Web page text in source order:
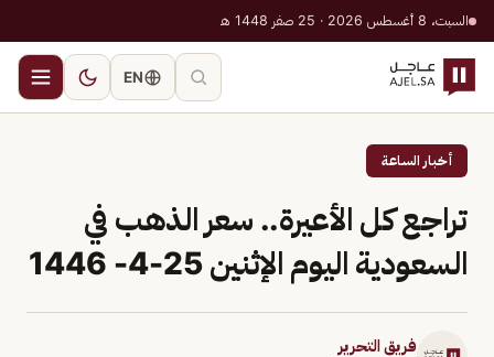
السبت، 8 أغسطس 2026 · 25 صفر 1448 هـ
EN
أخبار الساعة
تراجع كل الأعيرة.. سعر الذهب في
السعودية اليوم الإثنين 25-4- 1446
فريق التحرير